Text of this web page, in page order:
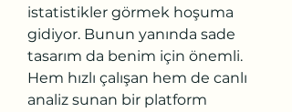
istatistikler görmek hoşuma
gidiyor. Bunun yanında sade
tasarım da benim için önemli.
Hem hızlı çalışan hem de canlı
analiz sunan bir platform